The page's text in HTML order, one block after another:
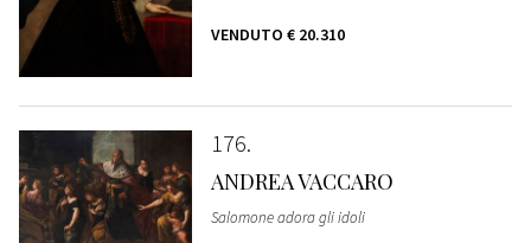
VENDUTO € 20.310
176
ANDREA VACCARO
Salomone adora gli idoli